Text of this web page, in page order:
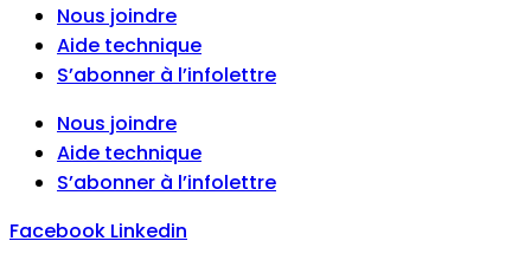
Nous joindre
Aide technique
S’abonner à l’infolettre
Nous joindre
Aide technique
S’abonner à l’infolettre
Facebook Linkedin